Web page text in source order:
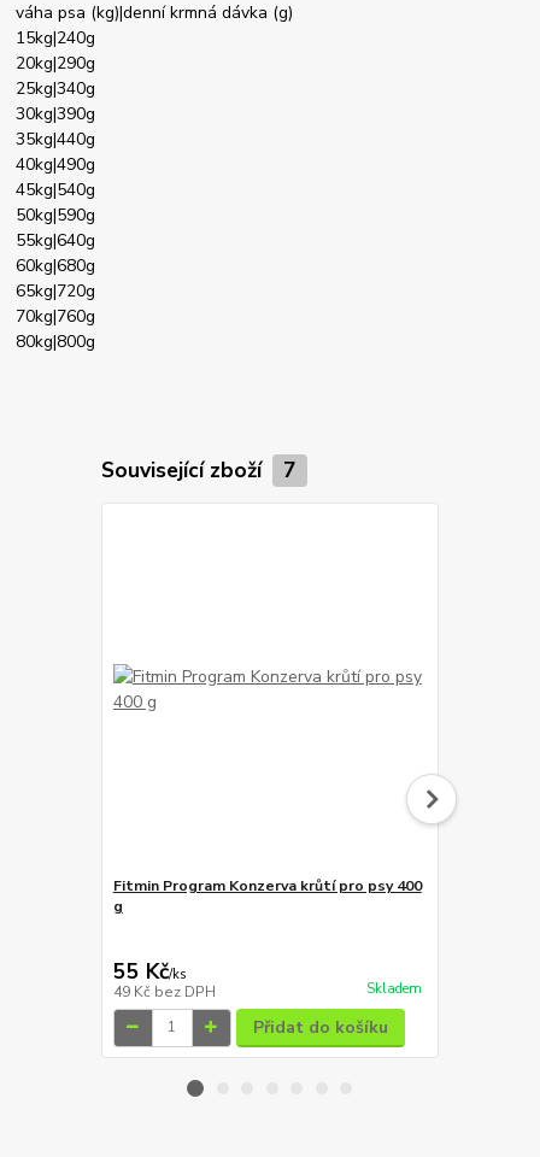
váha psa (kg)|denní krmná dávka (g)
15kg|240g
20kg|290g
25kg|340g
30kg|390g
35kg|440g
40kg|490g
45kg|540g
50kg|590g
55kg|640g
60kg|680g
65kg|720g
70kg|760g
80kg|800g
Související zboží 7
Fitmin Program Konzerva krůtí pro psy 400
g
55 Kč/ks
49 Kč bez DPH Skladem
Přidat do košíku